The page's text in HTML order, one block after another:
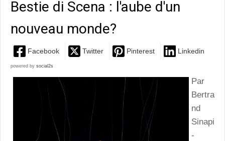
Bestie di Scena : l'aube d'un
nouveau monde?
Facebook Twitter Pinterest Linkedin
powered by social2s
Par
Bertra
nd
Sinapi
-